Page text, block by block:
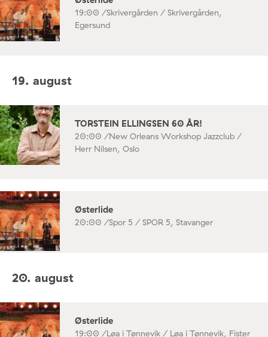
19:00 /Skrivergården / Skrivergården,
Egersund
19. august
TORSTEIN ELLINGSEN 60 ÅR!
20:00 /New Orleans Workshop Jazzclub /
Herr Nilsen, Oslo
Østerlide
20:00 /Spor 5 / SPOR 5, Stavanger
20. august
Østerlide
19:00 /Løa i Tønnevik / Løa i Tønnevik, Fister